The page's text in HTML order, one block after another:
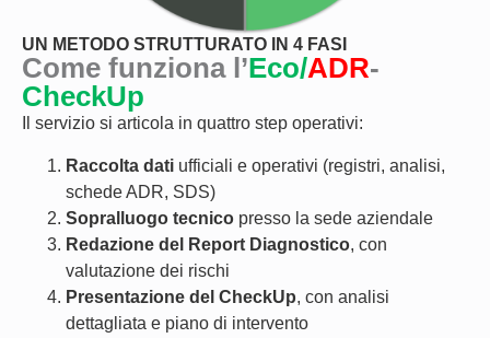
UN METODO STRUTTURATO IN 4 FASI
Come funziona l’Eco/ADR-
CheckUp
Il servizio si articola in quattro step operativi:
Raccolta dati ufficiali e operativi (registri, analisi,
schede ADR, SDS)
Sopralluogo tecnico presso la sede aziendale
Redazione del Report Diagnostico, con
valutazione dei rischi
Presentazione del CheckUp, con analisi
dettagliata e piano di intervento